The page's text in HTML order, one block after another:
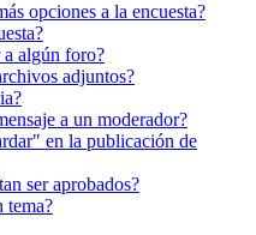
opciones a la encuesta?
a algún foro?
adjuntos?
a un moderador?
en la publicación de
ser aprobados?
tema?